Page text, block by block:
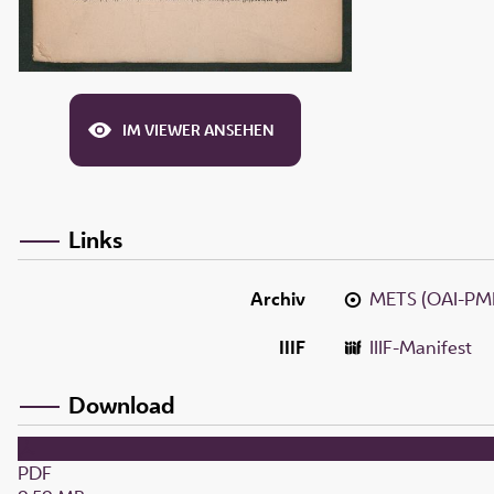
IM VIEWER ANSEHEN
Links
Archiv
METS (OAI-
IIIF
IIIF-Manifest
Download
PDF